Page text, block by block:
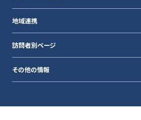
地域連携
訪問者別ページ
その他の情報